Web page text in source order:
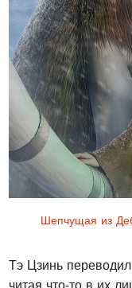
Шепчущая из
Тэ Цзинь